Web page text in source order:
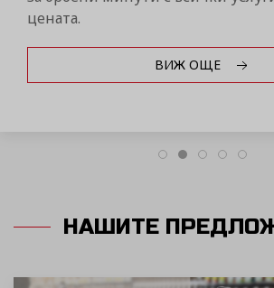
НАШИТЕ